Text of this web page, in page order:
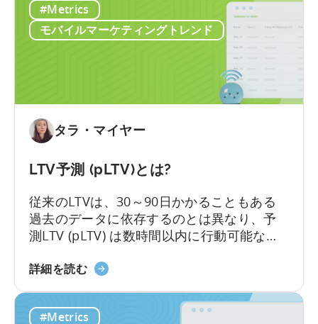
ら
始
ま
ル
ゲ
ー
化
つ
い
て：
ジ
ャ
ル
長
#Metrics
モバイルマーケティングトレンド
タラ・マイヤー
LTV予測 (pLTV)とは?
従来のLTVは、30～90日かかることもある
過去のデータに依存するのとは異なり、予
測LTV (pLTV) は数時間以内に行動可能な予
ターンや知見と現在の行動シグナルを組み
す。これにより、最適なタイミングでキャ
ンペーンやチャネルを最適化し、より迅速
詳細を読むLTV
（pLTV）
#Metrics